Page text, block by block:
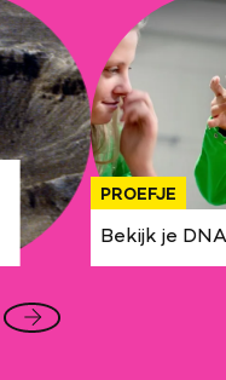
PROEFJE
Bekijk je DNA
Volgende